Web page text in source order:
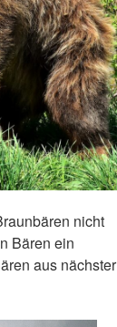
nicht
Bären ein
aus nächster